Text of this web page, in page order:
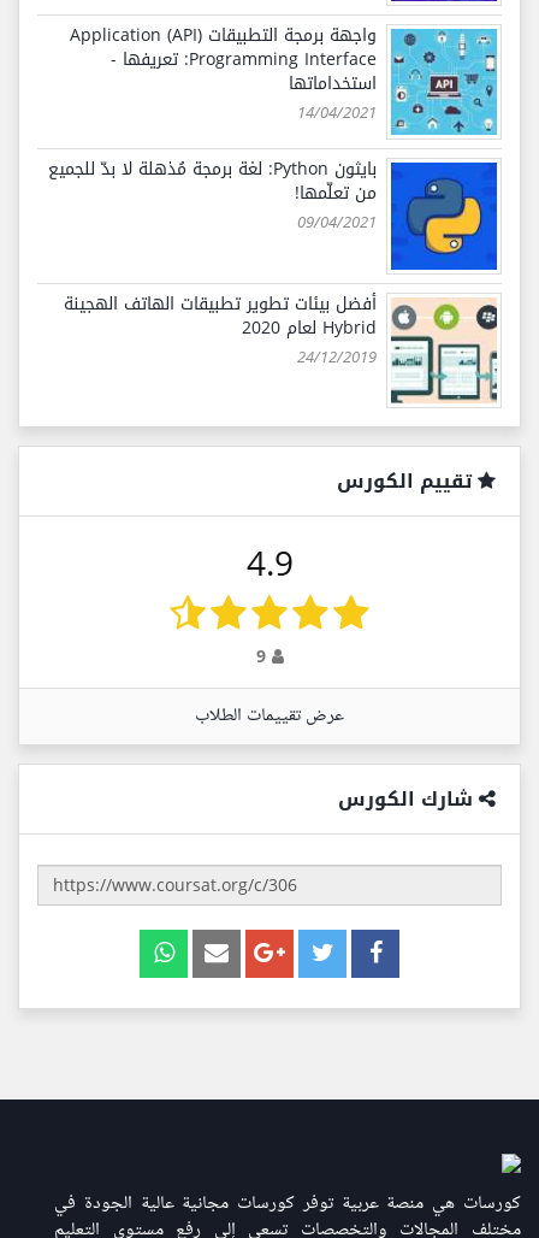
واجهة برمجة التطبيقات (API) Application
Programming Interface: تعريفها -
استخداماتها
14/04/2021
بايثون Python: لغة برمجة مُذهلة لا بدّ للجميع
من تعلّمها!
09/04/2021
أفضل بيئات تطوير تطبيقات الهاتف الهجينة
Hybrid لعام 2020
24/12/2019
تقييم الكورس
4.9
9
عرض تقييمات الطلاب
شارك الكورس
كورسات هي منصة عربية توفر كورسات مجانية عالية الجودة في
مختلف المجالات والتخصصات تسعى إلى رفع مستوى التعليم